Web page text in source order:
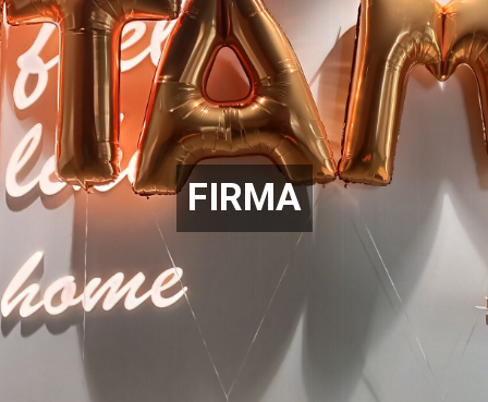
FIRMA